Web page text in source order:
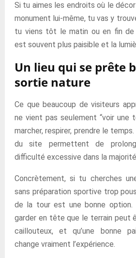
Si tu aimes les endroits où le
monument lui-même, tu vas y
tu viens tôt le matin ou en fin de
est souvent plus paisible et la
Un lieu qui se prête
sortie nature
Ce que beaucoup de visiteurs
ne vient pas seulement “voir une
marcher, respirer, prendre le
du site permettent de
difficulté excessive dans la
Concrètement, si tu cherches
sans préparation sportive trop
de la tour est une bonne
garder en tête que le terrain peut
caillouteux, et qu’une bonne
change vraiment l’expérience.